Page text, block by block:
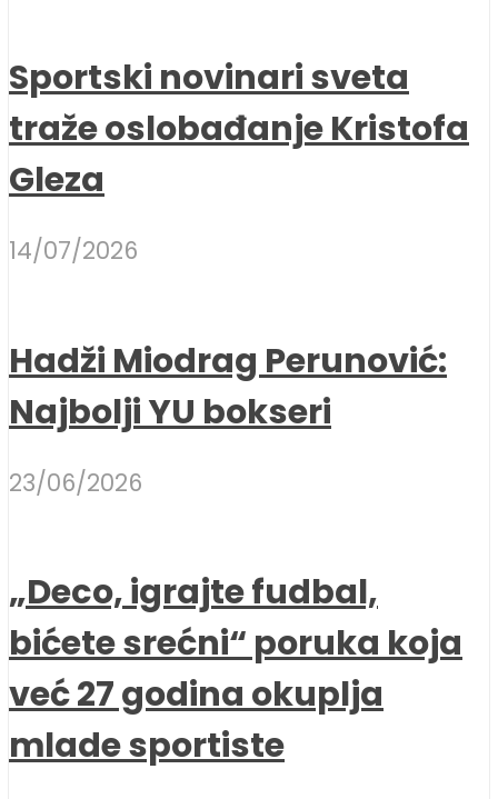
Sportski novinari sveta
traže oslobađanje Kristofa
Gleza
14/07/2026
Hadži Miodrag Perunović:
Najbolji YU bokseri
23/06/2026
„Deco, igrajte fudbal,
bićete srećni“ poruka koja
već 27 godina okuplja
mlade sportiste